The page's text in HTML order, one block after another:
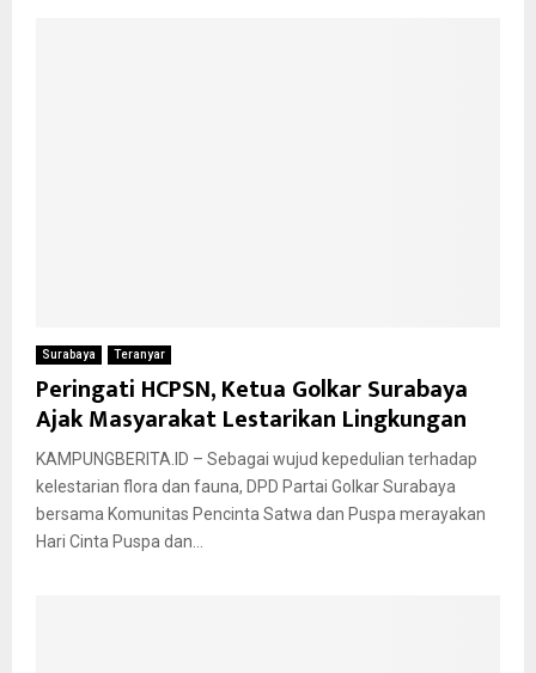
Surabaya Teranyar
Peringati HCPSN, Ketua Golkar Surabaya
Ajak Masyarakat Lestarikan Lingkungan
KAMPUNGBERITA.ID – Sebagai wujud kepedulian terhadap
kelestarian flora dan fauna, DPD Partai Golkar Surabaya
bersama Komunitas Pencinta Satwa dan Puspa merayakan
Hari Cinta Puspa dan...